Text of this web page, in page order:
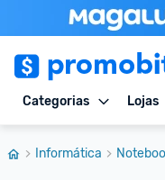
Categorias Lojas
Informática